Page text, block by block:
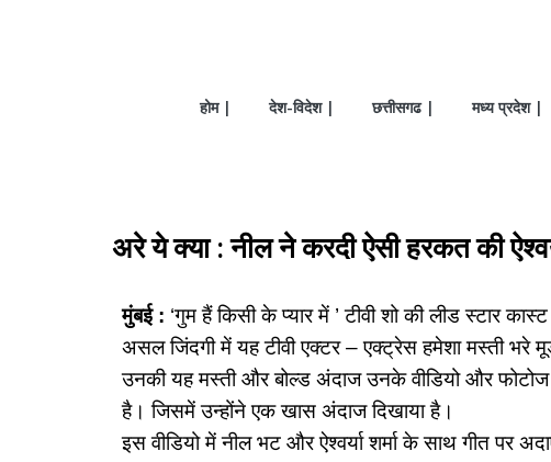
होम | देश-विदेश | छत्तीसगढ | मध्य प्रदेश |
अरे ये क्या : नील ने करदी ऐसी हरकत की
मुंबई : ‘गुम हैं किसी के प्यार में ’ टीवी शो की लीड स्टार
असल जिंदगी में यह टीवी एक्टर – एक्ट्रेस हमेशा मस्ती भरे
उनकी यह मस्ती और बोल्ड अंदाज उनके वीडियो और
है। जिसमें उन्होंने एक खास अंदाज दिखाया है।
इस वीडियो में नील भट और ऐश्वर्या शर्मा के साथ गीत पर